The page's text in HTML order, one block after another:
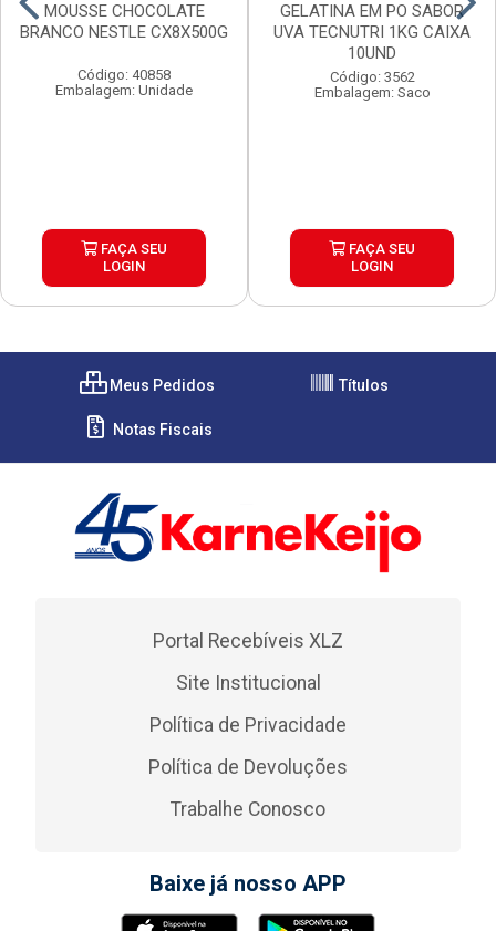
MOUSSE CHOCOLATE
BRANCO NESTLE CX8X500G
Código: 40858
Embalagem: Unidade
FAÇA SEU
LOGIN
GELATINA EM PO SABOR
UVA TECNUTRI 1KG CAIXA
10UND
Código: 3562
Embalagem: Saco
FAÇA SEU
LOGIN
Meus Pedidos Títulos
Notas Fiscais
Portal Recebíveis XLZ
Site Institucional
Política de Privacidade
Política de Devoluções
Trabalhe Conosco
Baixe já nosso APP